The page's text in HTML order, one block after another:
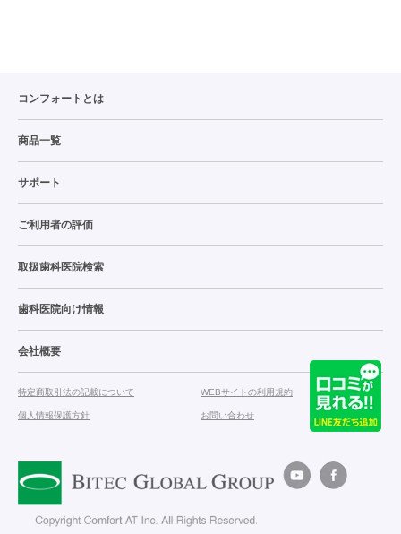
コンフォートとは
商品一覧
サポート
ご利用者の評価
取扱歯科医院検索
歯科医院向け情報
会社概要
特定商取引法の記載について WEBサイトの利用規約
個人情報保護方針 お問い合わせ